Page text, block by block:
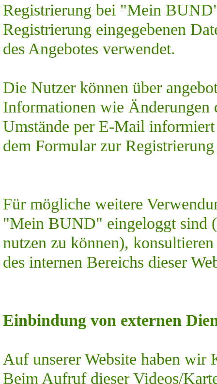
Registrierung bei "Mein
Registrierung eingegebenen
des Angebotes verwendet.
Die Nutzer können über
Informationen wie Änderungen
Umstände per E-Mail
dem Formular zur
Für mögliche weitere
"Mein BUND" eingeloggt sind
nutzen zu können),
des internen Bereichs dieser
Einbindung von externen
Auf unserer Website haben wir
Beim Aufruf dieser Videos/